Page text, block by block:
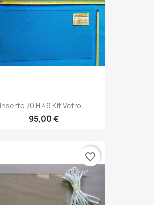
Inserto 70 H 49 Kit Vetro...
95,00 €
favorite_border